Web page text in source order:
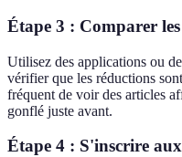
Étape 3 : Comparer
Utilisez des applications ou
vérifier que les réductions
fréquent de voir des articles
gonflé juste avant.
Étape 4 : S'inscrire